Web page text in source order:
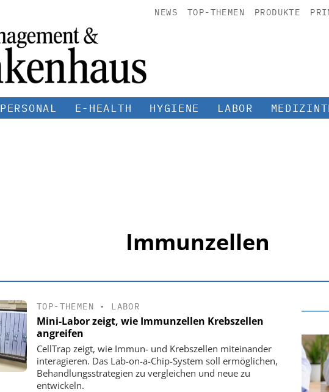
NEWS TOP-THEMEN PRODUKTE
PERSONAL E-HEALTH HYGIENE LABOR
Immunzellen
TOP-THEMEN • LABOR
Mini-Labor zeigt, wie Immunzellen Krebszellen
angreifen
CellTrap zeigt, wie Immun- und Krebszellen miteinander
interagieren. Das Lab-on-a-Chip-System soll ermöglichen,
Behandlungsstrategien zu vergleichen und neue zu
entwickeln.